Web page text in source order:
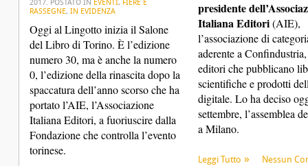
2017. POSTATO IN EVENTI, FIERE E
RASSEGNE, IN EVIDENZA
Oggi al Lingotto inizia il Salone
del Libro di Torino. È l’edizione
numero 30, ma è anche la numero
0, l’edizione della rinascita dopo la
spaccatura dell’anno scorso che ha
portato l’AIE, l’Associazione
Italiana Editori, a fuoriuscire dalla
Fondazione che controlla l’evento
torinese.
presidente
Italiana Editori(AIE),
l’associazione di
aderente a
editori che pubblicano
scientifiche e prodotti
digitale. Lo ha deciso
settembre, l’assemblea
a Milano.
Leggi Tutto Nessun